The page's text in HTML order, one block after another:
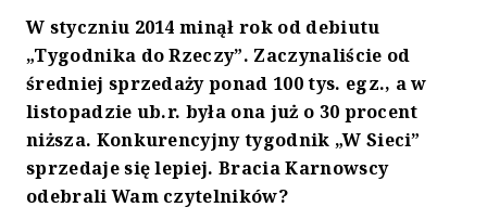
W styczniu 2014 minął rok od debiutu
„Tygodnika do Rzeczy”. Zaczynaliście od
średniej sprzedaży ponad 100 tys. egz., a w
listopadzie ub.r. była ona już o 30 procent
niższa. Konkurencyjny tygodnik „W Sieci”
sprzedaje się lepiej. Bracia Karnowscy
odebrali Wam czytelników?